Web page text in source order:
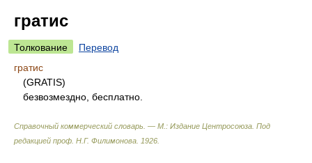
гратис
Толкование
Перевод
гратис
(GRATIS)
безвозмездно, бесплатно.
Справочный коммерческий словарь. — М.: Издание Центросоюза Под
редакцией проф. Н.Г. Филимонова 1926